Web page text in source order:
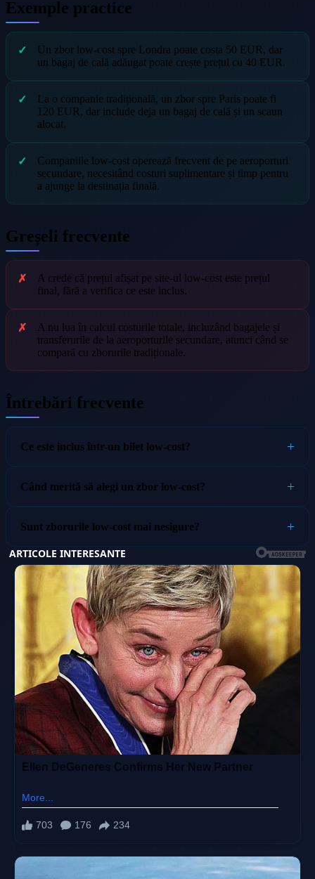
Exemple practice
Un zbor low-cost spre Londra poate costa 50 EUR, dar
un bagaj de cală adăugat poate crește prețul cu 40 EUR.
La o companie tradițională, un zbor spre Paris poate fi
120 EUR, dar include deja un bagaj de cală și un scaun
alocat.
Companiile low-cost operează frecvent de pe aeroporturi
secundare, necesitând costuri suplimentare și timp pentru
a ajunge la destinația finală.
Greșeli frecvente
A crede că prețul afișat pe site-ul low-cost este prețul
final, fără a verifica ce este inclus.
A nu lua în calcul costurile totale, incluzând bagajele și
transferurile de la aeroporturile secundare, atunci când se
compară cu zborurile tradiționale.
Întrebări frecvente
Ce este inclus într-un bilet low-cost?
Când merită să alegi un zbor low-cost?
Sunt zborurile low-cost mai nesigure?